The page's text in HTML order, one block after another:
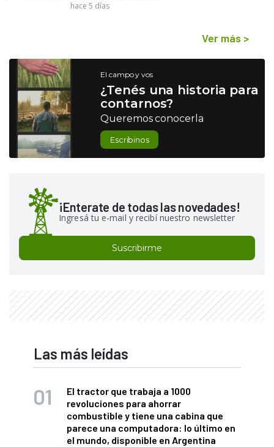
hace 5 días
Ver más >
El campo y vos
¿Tenés una historia para
contarnos?
Queremos conocerla
Escribinos
¡Enterate de todas las novedades!
Ingresá tu e-mail y recibí nuestro newsletter
Suscribirme
Las más leídas
El tractor que trabaja a 1000
revoluciones para ahorrar
combustible y tiene una cabina que
parece una computadora: lo último en
el mundo, disponible en Argentina